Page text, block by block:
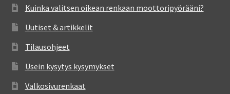
Kuinka valitsen oikean renkaan moottoripyörääni?
Uutiset & artikkelit
Tilausohjeet
Usein kysytys kysymykset
Valkosivurenkaat